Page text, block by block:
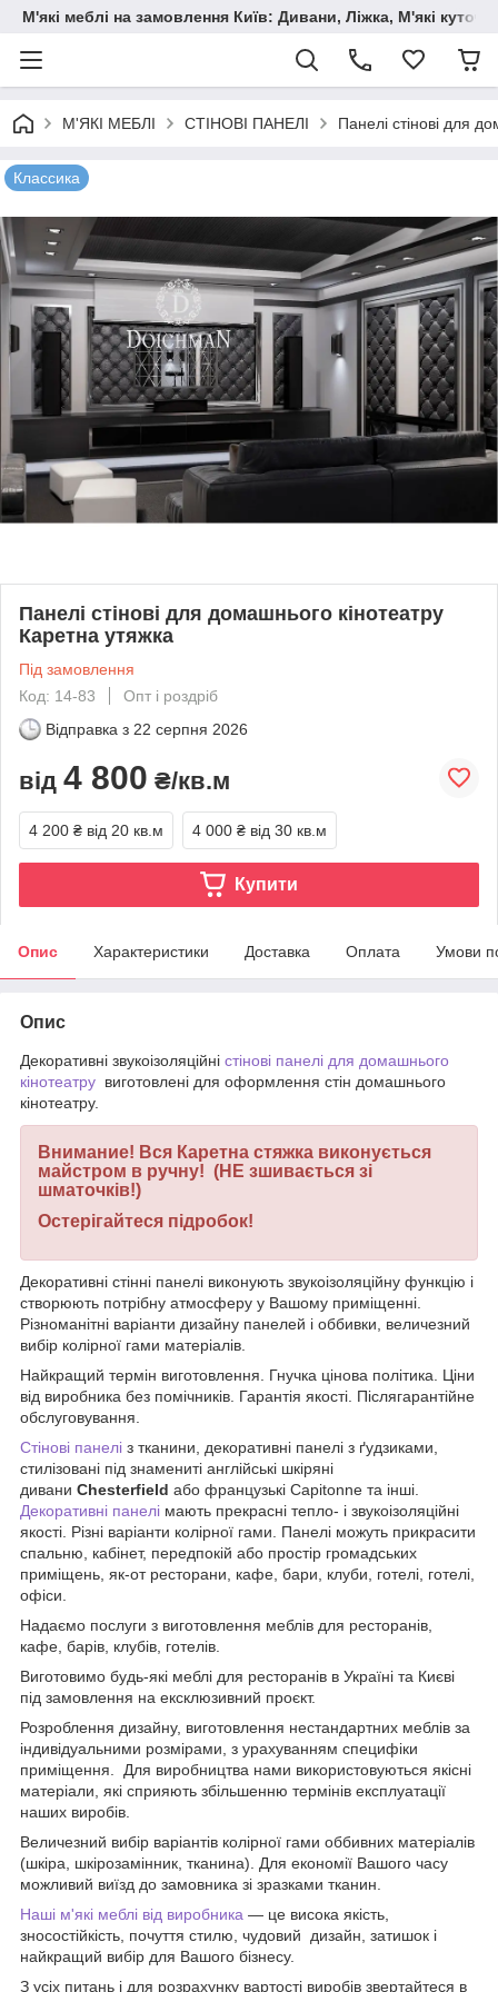
М'які меблі на замовлення Київ: Дивани, Ліжка, М'які
М'ЯКІ МЕБЛІ СТІНОВІ ПАНЕЛІ Панелі стінові для
Классика
Панелі стінові для домашнього кінотеатру
Каретна утяжка
Під замовлення
Код: 14-83
Опт і роздріб
Відправка з 22 серпня 2026
від 4 800 ₴/кв.м
4 200 ₴ від 20 кв.м 4 000 ₴ від 30 кв.м
Купити
Опис Характеристики Доставка Оплата Умови
Опис
Декоративні звукоізоляційні стінові панелі для домашнього
кінотеатру виготовлені для оформлення стін домашнього
кінотеатру.
Внимание! Вся Каретна стяжка виконується
майстром в ручну! (НЕ зшивається зі
шматочків!)
Остерігайтеся підробок!
Декоративні стінні панелі виконують звукоізоляційну функцію і
створюють потрібну атмосферу у Вашому приміщенні.
Різноманітні варіанти дизайну панелей і оббивки, величезний
вибір колірної гами матеріалів.
Найкращий термін виготовлення. Гнучка цінова політика. Ціни
від виробника без помічників. Гарантія якості. Післягарантійне
обслуговування.
Стінові панелі з тканини, декоративні панелі з ґудзиками,
стилізовані під знамениті англійські шкіряні
дивани Chesterfield або французькі Capitonne та інші.
Декоративні панелі мають прекрасні тепло- і звукоізоляційні
якості. Різні варіанти колірної гами. Панелі можуть прикрасити
спальню, кабінет, передпокій або простір громадських
приміщень, як-от ресторани, кафе, бари, клуби, готелі, готелі,
офіси.
Надаємо послуги з виготовлення меблів для ресторанів,
кафе, барів, клубів, готелів.
Виготовимо будь-які меблі для ресторанів в Україні та Києві
під замовлення на ексклюзивний проєкт.
Розроблення дизайну, виготовлення нестандартних меблів за
індивідуальними розмірами, з урахуванням специфіки
приміщення. Для виробництва нами використовуються якісні
матеріали, які сприяють збільшенню термінів експлуатації
наших виробів.
Величезний вибір варіантів колірної гами оббивних матеріалів
(шкіра, шкірозамінник, тканина). Для економії Вашого часу
можливий виїзд до замовника зі зразками тканин.
Наші м'які меблі від виробника — це висока якість,
зносостійкість, почуття стилю, чудовий дизайн, затишок і
найкращий вибір для Вашого бізнесу.
З усіх питань і для розрахунку вартості виробів звертайтеся в